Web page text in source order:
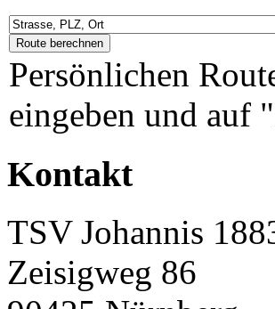
Persönlichen
eingeben und auf
Kontakt
TSV Johannis
Zeisigweg 86